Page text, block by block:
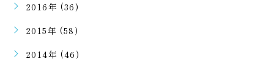
2016年 (36)
2015年 (58)
2014年 (46)